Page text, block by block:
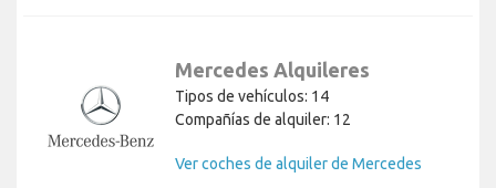
Mercedes Alquileres
Tipos de vehículos: 14
Compañías de alquiler: 12
Ver coches de alquiler de Mercedes